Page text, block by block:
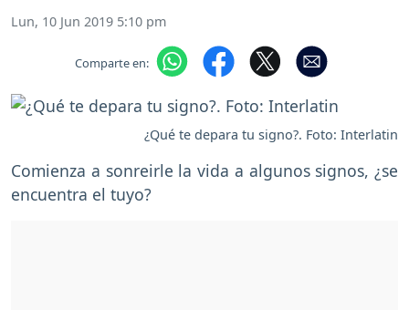
Lun, 10 Jun 2019 5:10 pm
Comparte en:
¿Qué te depara tu signo?. Foto: Interlatin
Comienza a sonreirle la vida a algunos signos, ¿se
encuentra el tuyo?